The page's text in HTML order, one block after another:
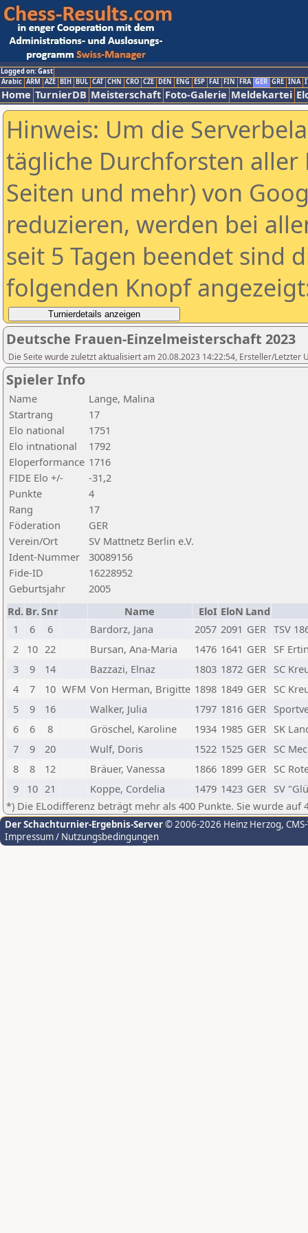
Logged on: Gast
Arabic ARM AZE BIH BUL CAT CHN CRO CZE DEN ENG ESP FAI FIN FRA GER GRE INA
Home TurnierDB Meisterschaft Foto-Galerie Meldekartei
Hinweis: Um die
tägliche Durchforsten aller
Seiten und mehr) von
reduzieren, werden bei
seit 5 Tagen beendet sind
folgenden Knopf
Deutsche Frauen-Einzelmeisterschaft 2023
Die Seite wurde zuletzt aktualisiert am 20.08.2023 14:22:54, Ersteller/Letzter
Spieler Info
Name
Lange, Malina
Startrang
17
Elo national
1751
Elo intnational
1792
Eloperformance 1716
FIDE Elo +/-
-31,2
Punkte
4
Rang
17
Föderation
GER
Verein/Ort
SV Mattnetz Berlin e.V.
Ident-Nummer
30089156
Fide-ID
16228952
Geburtsjahr
2005
Rd. Br.Snr Name EloI EloN Land
1
6 6 Bardorz, Jana 2057 2091 GER TSV
2
10 22 Bursan, Ana-Maria 1476 1641 GER SF
3
9 14 Bazzazi, Elnaz 1803 1872 GER SC
4
7 10 WFM Von Herman, Brigitte 1898 1849 GER SC
5
9 16 Walker, Julia 1797 1816 GER
6
6 8 Gröschel, Karoline 1934 1985 GER SK
7
9 20 Wulf, Doris 1522 1525 GER SC
8
8 12 Bräuer, Vanessa 1866 1899 GER SC
9
10 21 Koppe, Cordelia 1479 1423 GER SV
*) Die ELodifferenz beträgt mehr als 400 Punkte. Sie wurde auf
Der Schachturnier-Ergebnis-Server© 2006-2026 Heinz Herzog,
Impressum / Nutzungsbedingungen